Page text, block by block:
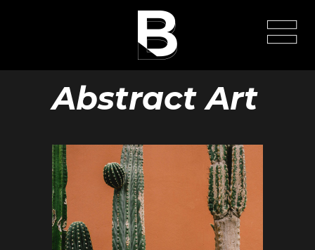
Abstract Art